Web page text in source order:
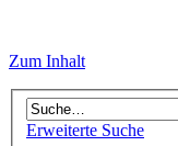
Zum Inhalt
Erweiterte Suche